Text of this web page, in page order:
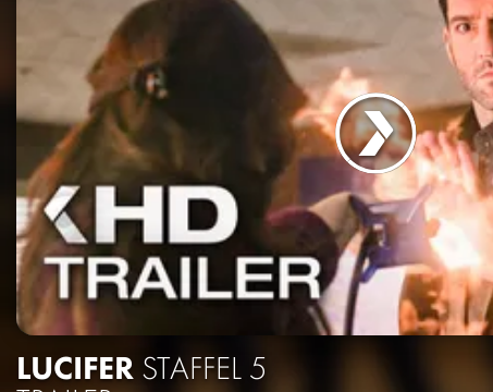
LUCIFER STAFFEL 5